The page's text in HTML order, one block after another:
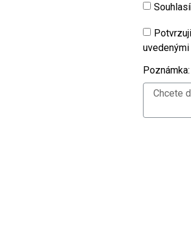
uvedenými
Poznámka: